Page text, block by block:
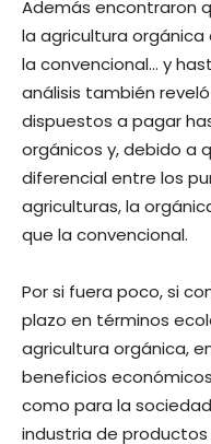
Además encontraron
la agricultura
la convencional… y
análisis también
dispuestos a pagar
orgánicos y, debido a
diferencial entre los
agriculturas, la
que la convencional.
Por si fuera poco, si
plazo en términos
agricultura orgánica,
beneficios
como para la
industria de productos